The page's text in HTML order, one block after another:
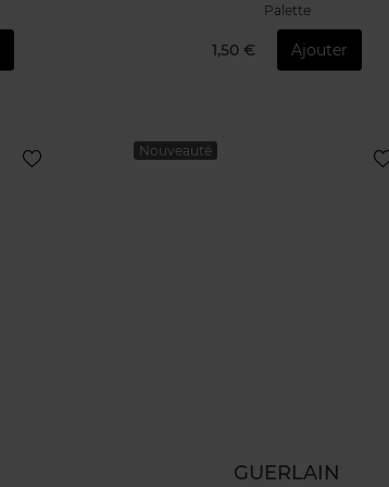
Palette
1,50 € Ajouter
Nouveauté
GUERLAIN